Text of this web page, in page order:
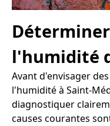
l'humidité
Avant d'envisager
l'humidité à Saint-
diagnostiquer
causes courantes